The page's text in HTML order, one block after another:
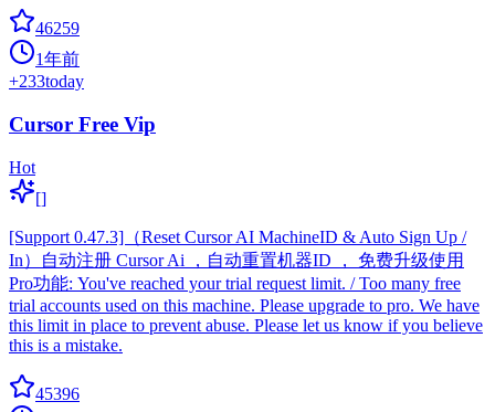
46259
1年前
+233today
Cursor Free Vip
Hot
[]
[Support 0.47.3]（Reset Cursor AI MachineID & Auto Sign Up /
In）自动注册 Cursor Ai ，自动重置机器ID ， 免费升级使用
Pro功能: You've reached your trial request limit. / Too many free
trial accounts used on this machine. Please upgrade to pro. We have
this limit in place to prevent abuse. Please let us know if you believe
this is a mistake.
45396